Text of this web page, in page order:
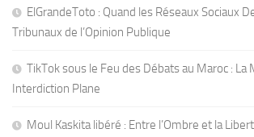
ElGrandeToto : Quand les Réseaux Sociaux
Tribunaux de l’Opinion Publique
TikTok sous le Feu des Débats au Maroc : La
Interdiction Plane
Moul Kaskita libéré : Entre l’Ombre et la